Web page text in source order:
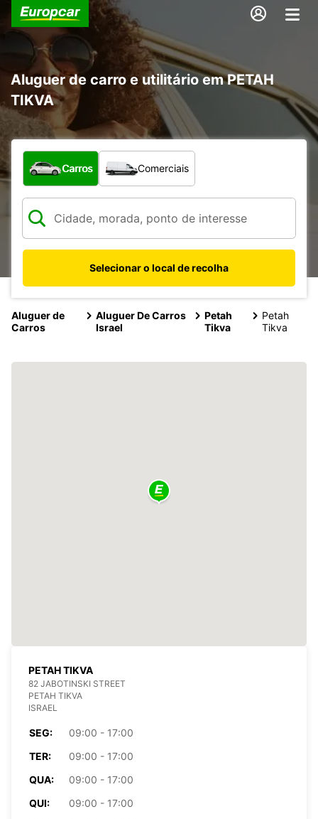
Aluguer de carro e utilitário em PETAH
TIKVA
Que tipo de veículo pretende?
Carros Comerciais
Selecionar o local de recolha
Aluguer de
Carros
Aluguer De Carros
Israel
Petah
Tikva
Petah
Tikva
PETAH TIKVA
82 JABOTINSKI STREET
PETAH TIKVA
ISRAEL
SEG:
09:00 - 17:00
TER:
09:00 - 17:00
QUA:
09:00 - 17:00
QUI:
09:00 - 17:00